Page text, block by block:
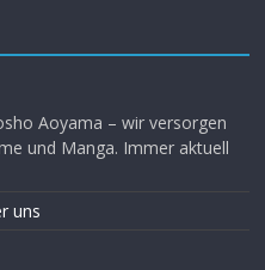
Aoyama – wir versorgen
und Manga. Immer aktuell
uns